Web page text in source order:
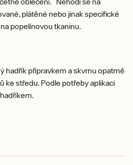
plátěné nebo jinak specifické
popelínovou tkaninu.
hadřík přípravkem a skvrnu opatrně
ke středu. Podle potřeby aplikaci